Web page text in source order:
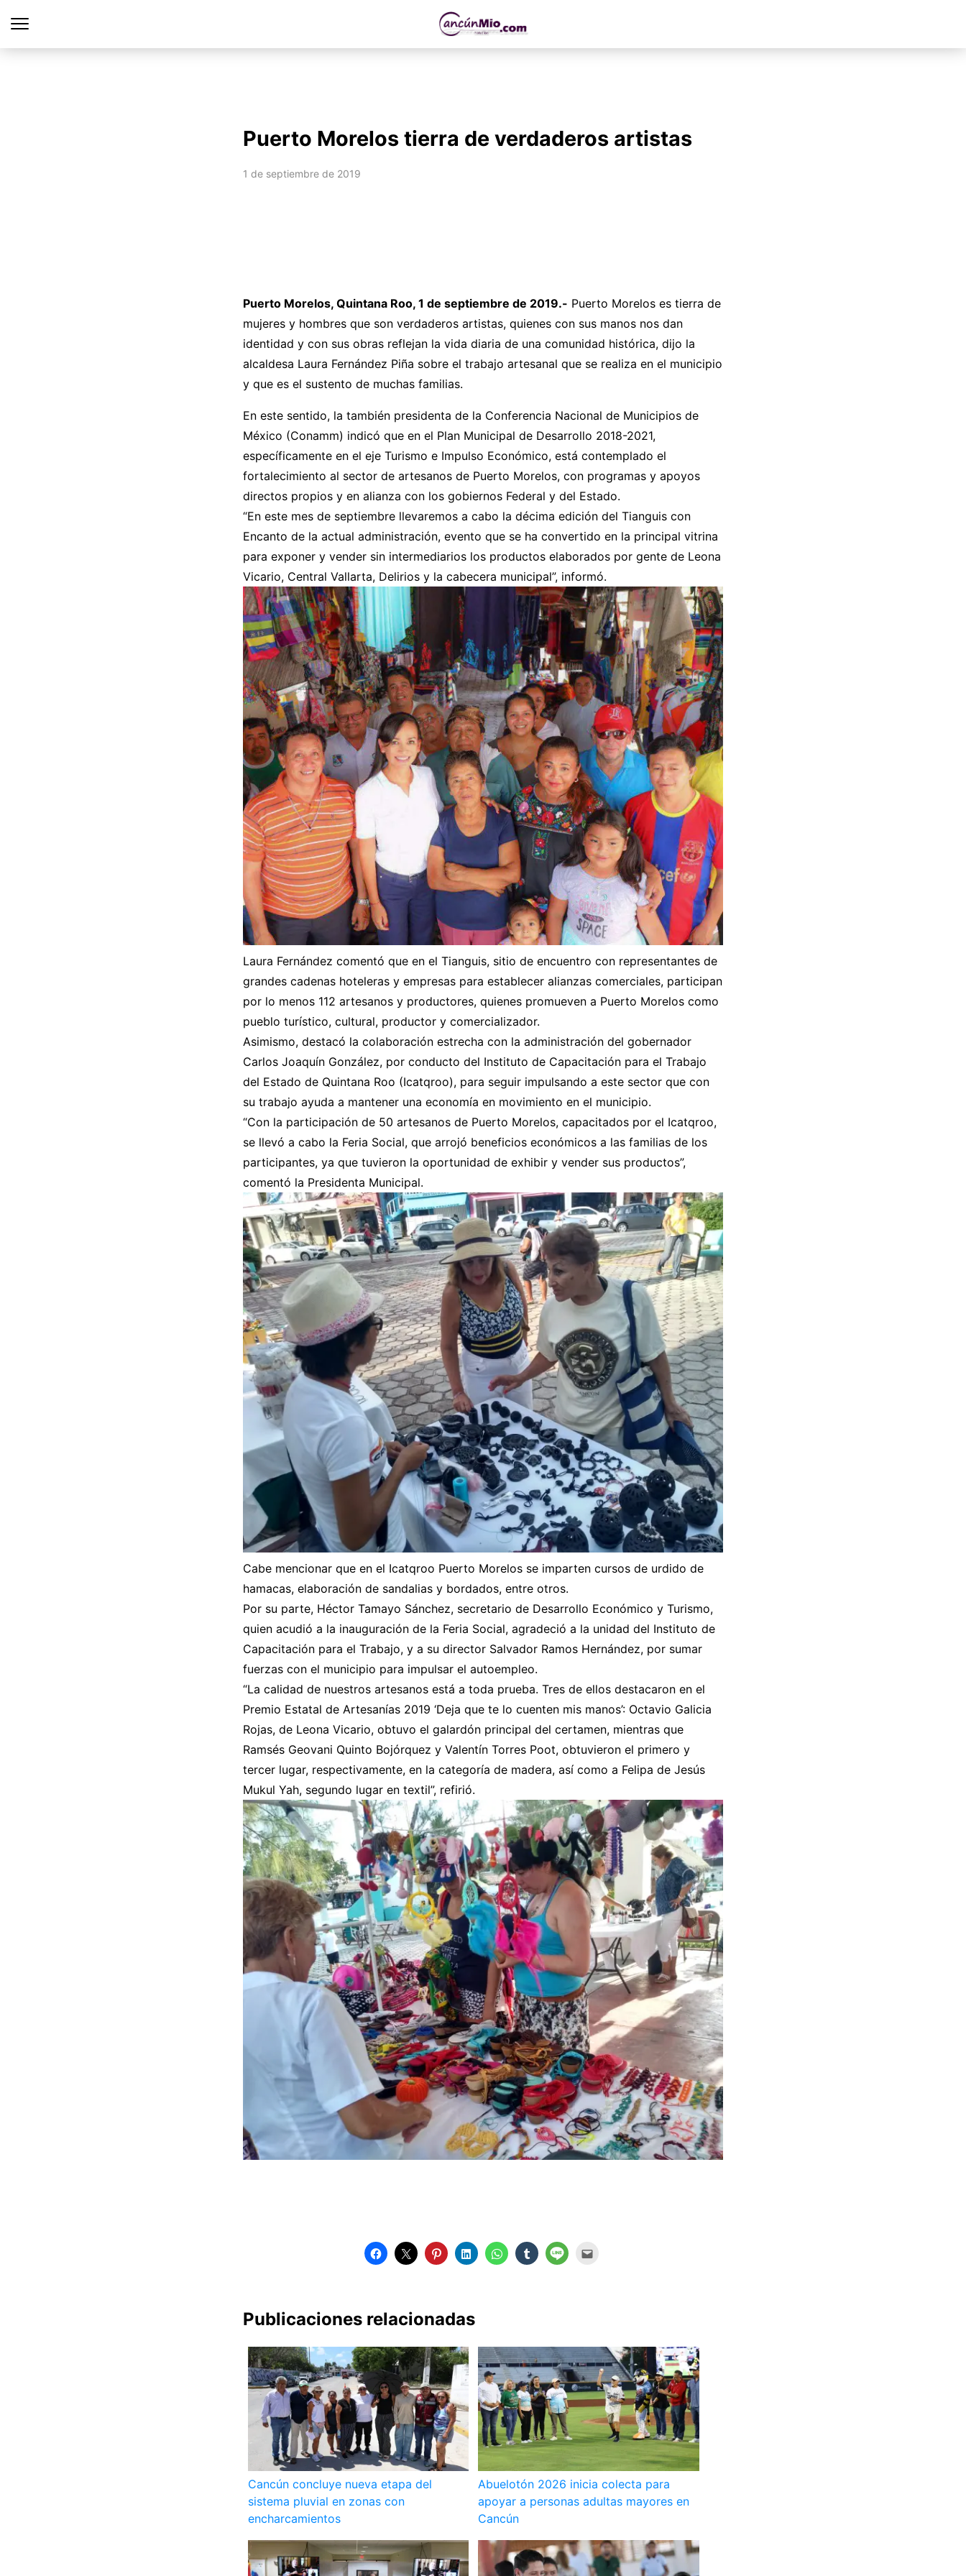
Puerto Morelos tierra de verdaderos artistas
1 de septiembre de 2019
Puerto Morelos, Quintana Roo, 1 de septiembre de 2019.- Puerto Morelos es tierra de
mujeres y hombres que son verdaderos artistas, quienes con sus manos nos dan
identidad y con sus obras reflejan la vida diaria de una comunidad histórica, dijo la
alcaldesa Laura Fernández Piña sobre el trabajo artesanal que se realiza en el municipio
y que es el sustento de muchas familias.
En este sentido, la también presidenta de la Conferencia Nacional de Municipios de
México (Conamm) indicó que en el Plan Municipal de Desarrollo 2018-2021,
específicamente en el eje Turismo e Impulso Económico, está contemplado el
fortalecimiento al sector de artesanos de Puerto Morelos, con programas y apoyos
directos propios y en alianza con los gobiernos Federal y del Estado.
“En este mes de septiembre llevaremos a cabo la décima edición del Tianguis con
Encanto de la actual administración, evento que se ha convertido en la principal vitrina
para exponer y vender sin intermediarios los productos elaborados por gente de Leona
Vicario, Central Vallarta, Delirios y la cabecera municipal”, informó.
Laura Fernández comentó que en el Tianguis, sitio de encuentro con representantes de
grandes cadenas hoteleras y empresas para establecer alianzas comerciales, participan
por lo menos 112 artesanos y productores, quienes promueven a Puerto Morelos como
pueblo turístico, cultural, productor y comercializador.
Asimismo, destacó la colaboración estrecha con la administración del gobernador
Carlos Joaquín González, por conducto del Instituto de Capacitación para el Trabajo
del Estado de Quintana Roo (Icatqroo), para seguir impulsando a este sector que con
su trabajo ayuda a mantener una economía en movimiento en el municipio.
“Con la participación de 50 artesanos de Puerto Morelos, capacitados por el Icatqroo,
se llevó a cabo la Feria Social, que arrojó beneficios económicos a las familias de los
participantes, ya que tuvieron la oportunidad de exhibir y vender sus productos”,
comentó la Presidenta Municipal.
Cabe mencionar que en el Icatqroo Puerto Morelos se imparten cursos de urdido de
hamacas, elaboración de sandalias y bordados, entre otros.
Por su parte, Héctor Tamayo Sánchez, secretario de Desarrollo Económico y Turismo,
quien acudió a la inauguración de la Feria Social, agradeció a la unidad del Instituto de
Capacitación para el Trabajo, y a su director Salvador Ramos Hernández, por sumar
fuerzas con el municipio para impulsar el autoempleo.
“La calidad de nuestros artesanos está a toda prueba. Tres de ellos destacaron en el
Premio Estatal de Artesanías 2019 ‘Deja que te lo cuenten mis manos’: Octavio Galicia
Rojas, de Leona Vicario, obtuvo el galardón principal del certamen, mientras que
Ramsés Geovani Quinto Bojórquez y Valentín Torres Poot, obtuvieron el primero y
tercer lugar, respectivamente, en la categoría de madera, así como a Felipa de Jesús
Mukul Yah, segundo lugar en textil”, refirió.
Publicaciones relacionadas
Cancún concluye nueva etapa del
sistema pluvial en zonas con
encharcamientos
Abuelotón 2026 inicia colecta para
apoyar a personas adultas mayores en
Cancún